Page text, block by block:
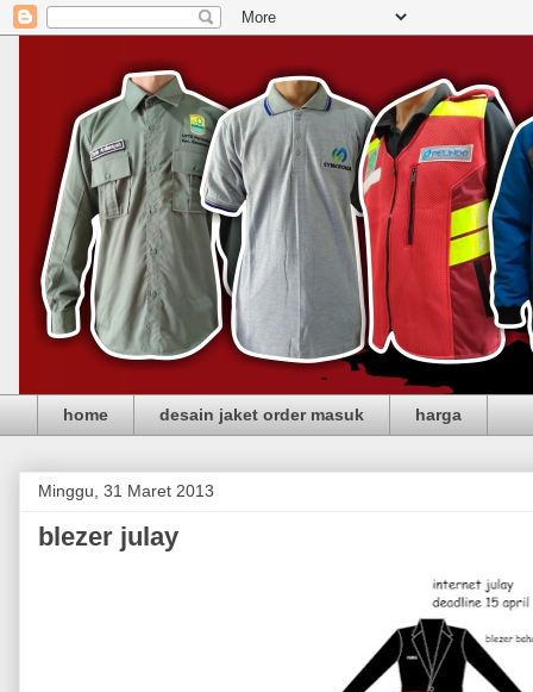
home desain jaket order masuk harga
Minggu, 31 Maret 2013
blezer julay